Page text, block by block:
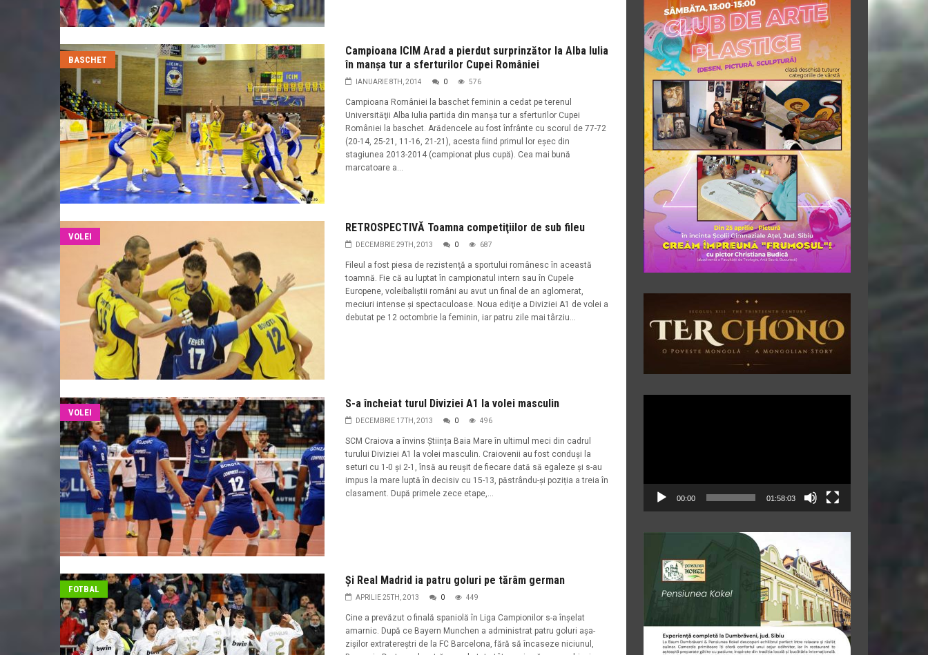
BASCHET
Campioana ICIM Arad a pierdut surprinzător la Alba Iulia
în manşa tur a sferturilor Cupei României
IANUARIE 8TH, 2014 0 576
Campioana României la baschet feminin a cedat pe terenul
Universităţii Alba Iulia partida din manşa tur a sferturilor Cupei
României la baschet. Arădencele au fost înfrânte cu scorul de 77-72
(20-14, 25-21, 11-16, 21-21), acesta fiind primul lor eşec din
stagiunea 2013-2014 (campionat plus cupă). Cea mai bună
marcatoare a...
VOLEI
RETROSPECTIVĂ Toamna competiţiilor de sub fileu
DECEMBRIE 29TH, 2013 0 687
Fileul a fost piesa de rezistenţă a sportului românesc în această
toamnă. Fie că au luptat în campionatul intern sau în Cupele
Europene, voleibaliștii români au avut un final de an aglomerat,
meciuri intense și spectaculoase. Noua ediţie a Diviziei A1 de volei a
debutat pe 12 octombrie la feminin, iar patru zile mai târziu...
VOLEI
S-a încheiat turul Diviziei A1 la volei masculin
DECEMBRIE 17TH, 2013 0 496
SCM Craiova a învins Știința Baia Mare în ultimul meci din cadrul
turului Diviziei A1 la volei masculin. Craiovenii au fost conduși la
seturi cu 1-0 și 2-1, însă au reușit de fiecare dată să egaleze și s-au
impus la mare luptă în decisiv cu 15-13, păstrându-și poziția a treia în
clasament. După primele zece etape,...
FOTBAL
Şi Real Madrid ia patru goluri pe tărâm german
APRILIE 25TH, 2013 0 449
Cine a prevăzut o finală spaniolă în Liga Campionilor s-a înșelat
amarnic. După ce Bayern Munchen a administrat patru goluri așa-
zișilor extratereștri de la FC Barcelona, fără să încaseze niciunul,
00:00 01:58:03